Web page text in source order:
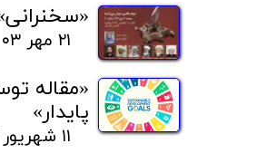
۲۱ مهر ۰۳
«مقاله
پایدار»
۱۱ شهریور ۰۳